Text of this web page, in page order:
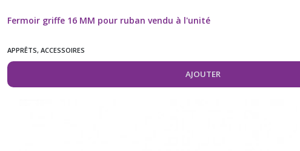
Fermoir griffe 16 MM pour ruban vendu à l'unité
APPRÊTS, ACCESSOIRES
AJOUTER